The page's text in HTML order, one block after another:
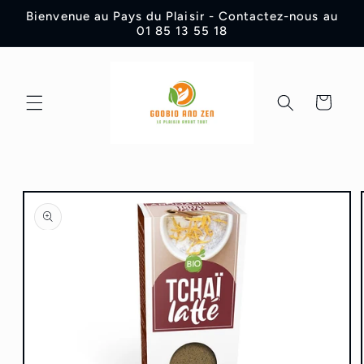
passer
contenu
Bienvenue au Pays du Plaisir - Contactez-nous au
01 85 13 55 18
Panier
Passer aux
informations
produits